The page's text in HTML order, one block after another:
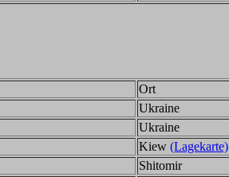
Ort
Ukraine
Ukraine
Kiew (Lagekarte)
Shitomir